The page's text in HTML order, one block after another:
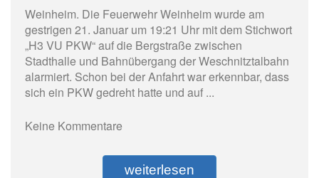
Weinheim. Die Feuerwehr Weinheim wurde am
gestrigen 21. Januar um 19:21 Uhr mit dem Stichwort
„H3 VU PKW“ auf die Bergstraße zwischen
Stadthalle und Bahnübergang der Weschnitztalbahn
alarmiert. Schon bei der Anfahrt war erkennbar, dass
sich ein PKW gedreht hatte und auf ...
Keine Kommentare
weiterlesen